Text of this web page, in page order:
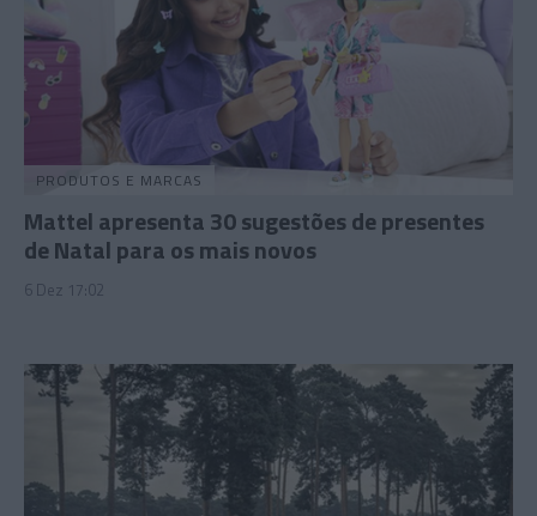
PRODUTOS E MARCAS
Mattel apresenta 30 sugestões de presentes
de Natal para os mais novos
6 Dez 17:02